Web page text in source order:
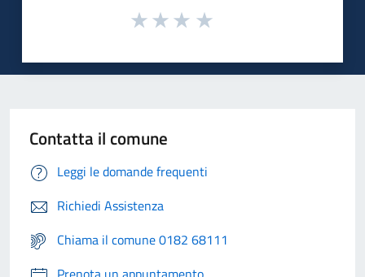
Contatta il comune
Leggi le domande frequenti
Richiedi Assistenza
Chiama il comune 0182 68111